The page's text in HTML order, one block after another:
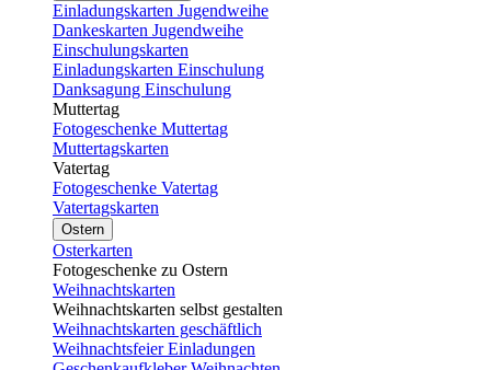
Einladungskarten Jugendweihe
Dankeskarten Jugendweihe
Einschulungskarten
Einladungskarten Einschulung
Danksagung Einschulung
Muttertag
Fotogeschenke Muttertag
Muttertagskarten
Vatertag
Fotogeschenke Vatertag
Vatertagskarten
Ostern
Osterkarten
Fotogeschenke zu Ostern
Weihnachtskarten
Weihnachtskarten selbst gestalten
Weihnachtskarten geschäftlich
Weihnachtsfeier Einladungen